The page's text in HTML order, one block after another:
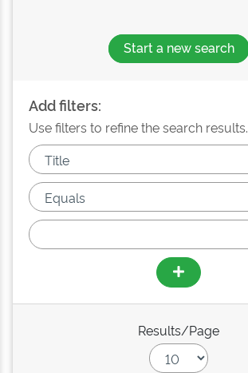
Start a new search
Add filters:
Use filters to refine the search results.
Results/Page